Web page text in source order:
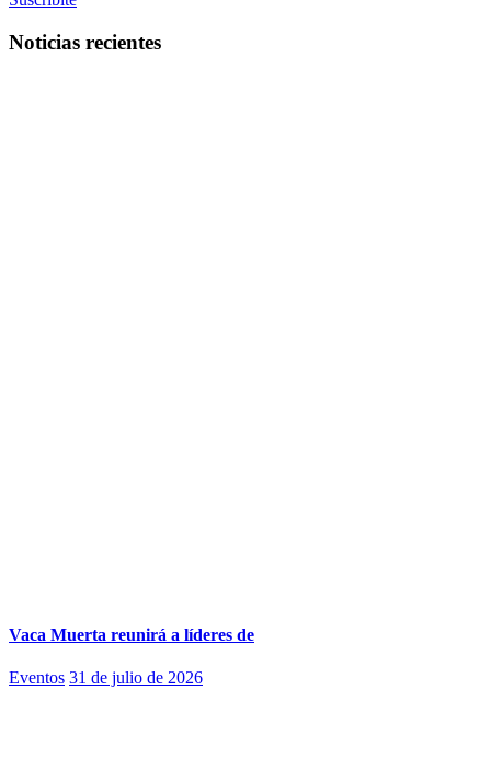
Noticias recientes
Vaca Muerta reunirá a líderes de
Eventos 31 de julio de 2026